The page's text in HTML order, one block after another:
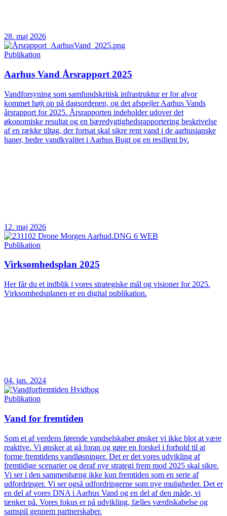
28. maj 2026
Publikation
Aarhus Vand Årsrapport 2025
Vandforsyning som samfundskritisk infrastruktur er for alvor
kommet højt op på dagsordenen, og det afspejler Aarhus Vands
årsrapport for 2025. Årsrapporten indeholder udover det
økonomiske resultat og en bæredygtighedsrapportering beskrivelse
af en række tiltag, der fortsat skal sikre rent vand i de aarhusianske
haner, bedre vandkvalitet i Aarhus Bugt og en resilient by.
12. maj 2026
Publikation
Virksomhedsplan 2025
Her får du et indblik i vores strategiske mål og visioner for 2025.
Virksomhedsplanen er en digital publikation.
04. jan. 2024
Publikation
Vand for fremtiden
Som et af verdens førende vandselskaber ønsker vi ikke blot at være
reaktive. Vi ønsker at gå foran og gøre en forskel i forhold til at
forme fremtidens vandløsninger. Det er det vores udvikling af
fremtidige scenarier og deraf nye strategi frem mod 2025 skal sikre.
Vi ser i den sammenhæng ikke kun fremtiden som en serie af
udfordringer. Vi ser også udfordringerne som nye muligheder. Det er
en del af vores DNA i Aarhus Vand og en del af den måde, vi
tænker på. Vores fokus er på udvikling, fælles værdiskabelse og
samspil gennem partnerskaber.